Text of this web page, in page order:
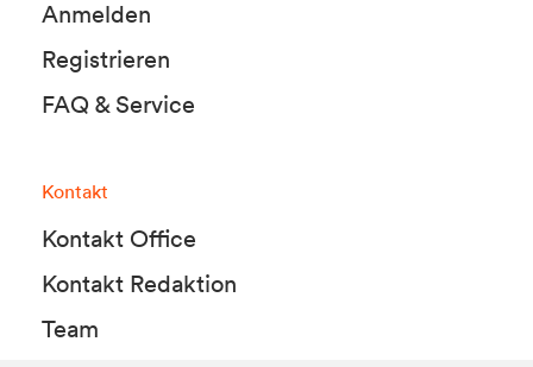
Anmelden
Registrieren
FAQ & Service
Kontakt
Kontakt Office
Kontakt Redaktion
Team